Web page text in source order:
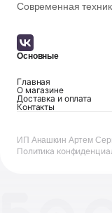
Современная
Основные
Главная
О магазине
Доставка и оплата
Контакты
ИП Анашкин Артем
Политика